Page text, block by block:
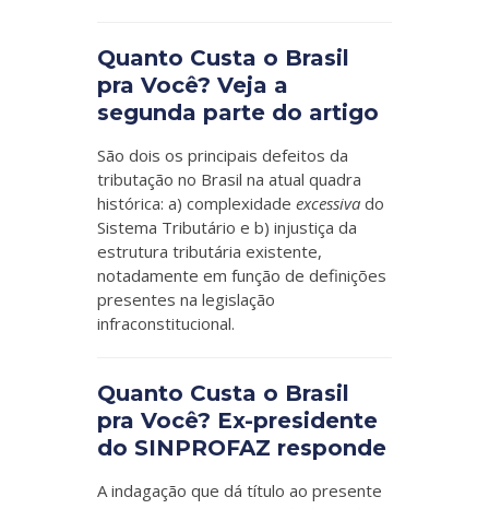
Quanto Custa o Brasil
pra Você? Veja a
segunda parte do artigo
São dois os principais defeitos da
tributação no Brasil na atual quadra
histórica: a) complexidade excessiva do
Sistema Tributário e b) injustiça da
estrutura tributária existente,
notadamente em função de definições
presentes na legislação
infraconstitucional.
Quanto Custa o Brasil
pra Você? Ex-presidente
do SINPROFAZ responde
A indagação que dá título ao presente